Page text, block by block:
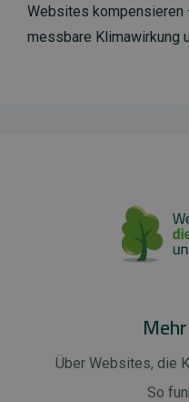
Websites kompensieren
messbare Klimawirkung
Über Websites, die
So